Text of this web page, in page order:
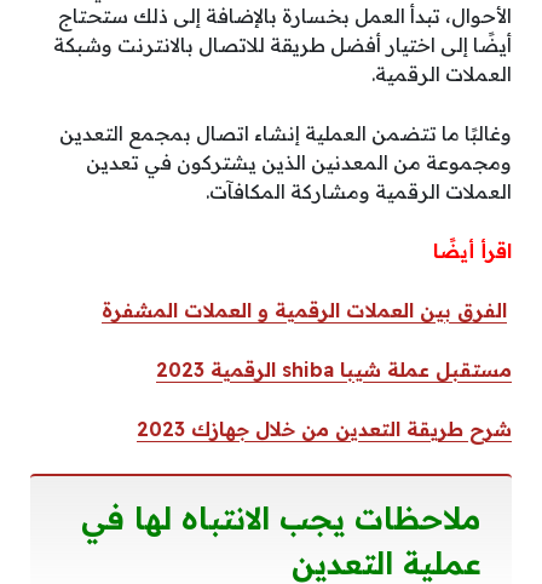
الأحوال، تبدأ العمل بخسارة بالإضافة إلى ذلك ستحتاج
أيضًا إلى اختيار أفضل طريقة للاتصال بالانترنت وشبكة
العملات الرقمية.
وغالبًا ما تتضمن العملية إنشاء اتصال بمجمع التعدين
ومجموعة من المعدنين الذين يشتركون في تعدين
العملات الرقمية ومشاركة المكافآت.
اقرأ أيضًا
الفرق بين العملات الرقمية و العملات المشفرة
مستقبل عملة شيبا shiba الرقمية 2023
شرح طريقة التعدين من خلال جهازك 2023
ملاحظات يجب الانتباه لها في
عملية التعدين